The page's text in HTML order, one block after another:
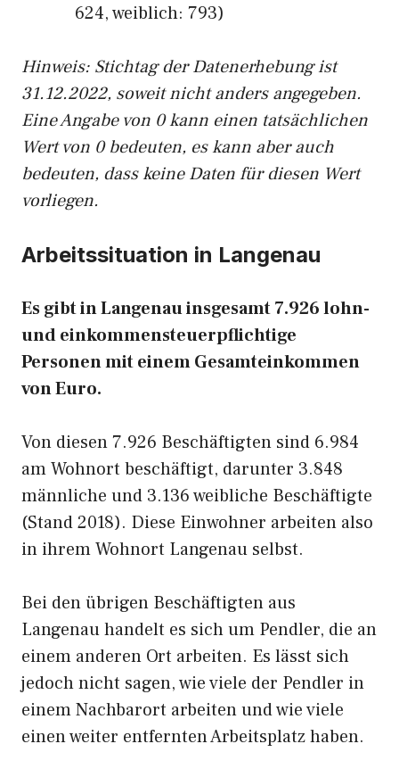
624, weiblich: 793)
Hinweis: Stichtag der Datenerhebung ist
31.12.2022, soweit nicht anders angegeben.
Eine Angabe von 0 kann einen tatsächlichen
Wert von 0 bedeuten, es kann aber auch
bedeuten, dass keine Daten für diesen Wert
vorliegen.
Arbeitssituation in Langenau
Es gibt in Langenau insgesamt 7.926 lohn-
und einkommensteuerpflichtige
Personen mit einem Gesamteinkommen
von Euro.
Von diesen 7.926 Beschäftigten sind 6.984
am Wohnort beschäftigt, darunter 3.848
männliche und 3.136 weibliche Beschäftigte
(Stand 2018). Diese Einwohner arbeiten also
in ihrem Wohnort Langenau selbst.
Bei den übrigen Beschäftigten aus
Langenau handelt es sich um Pendler, die an
einem anderen Ort arbeiten. Es lässt sich
jedoch nicht sagen, wie viele der Pendler in
einem Nachbarort arbeiten und wie viele
einen weiter entfernten Arbeitsplatz haben.